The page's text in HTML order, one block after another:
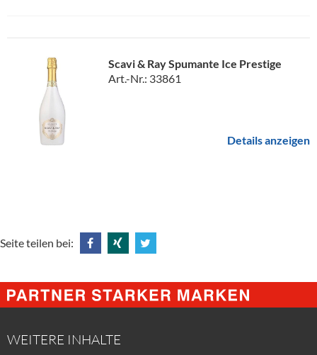
Scavi & Ray Spumante Ice Prestige
Art.-Nr.: 33861
Details anzeigen
Seite teilen bei:
@
Facebook
@
Xing
@
Twitter
WEITERE INHALTE